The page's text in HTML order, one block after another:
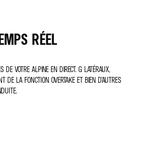
RÉEL
DE VOTRE ALPINE EN DIRECT. G LATÉRAUX,
DE LA FONCTION OVERTAKE ET BIEN D’AUTRES